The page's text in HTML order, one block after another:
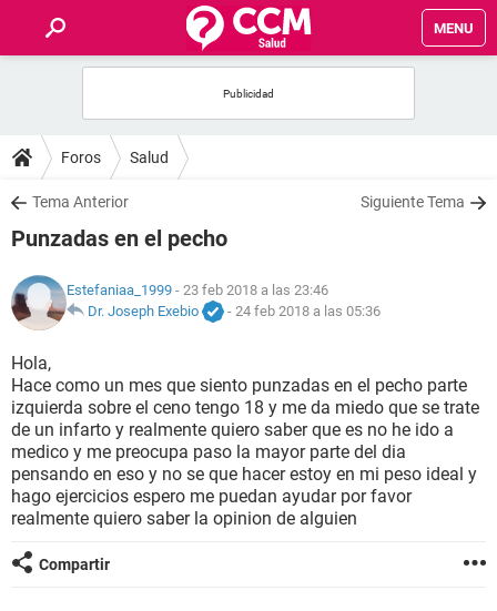
MENU
FOROS
SALUD
NUTRICIÓN
BIENESTAR
SEXUALIDAD
GLOSARIO
Foros Salud
Tema Anterior Siguiente Tema
Punzadas en el pecho
Estefaniaa_1999 - 23 feb 2018 a las 23:46
Dr. Joseph Exebio
- 24 feb 2018 a las 05:36
Hola,
Hace como un mes que siento punzadas en el pecho parte
izquierda sobre el ceno tengo 18 y me da miedo que se trate
de un infarto y realmente quiero saber que es no he ido a
medico y me preocupa paso la mayor parte del dia
pensando en eso y no se que hacer estoy en mi peso ideal y
hago ejercicios espero me puedan ayudar por favor
realmente quiero saber la opinion de alguien
Compartir